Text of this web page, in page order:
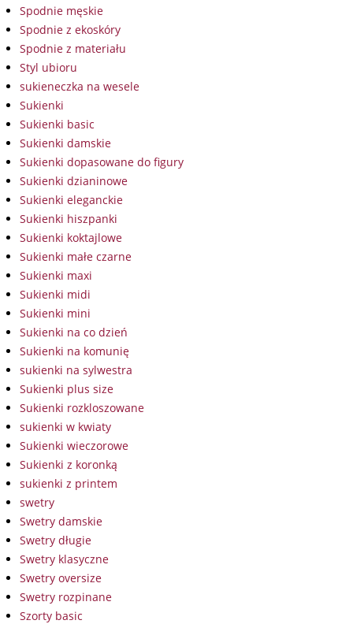
Spodnie męskie
Spodnie z ekoskóry
Spodnie z materiału
Styl ubioru
sukieneczka na wesele
Sukienki
Sukienki basic
Sukienki damskie
Sukienki dopasowane do figury
Sukienki dzianinowe
Sukienki eleganckie
Sukienki hiszpanki
Sukienki koktajlowe
Sukienki małe czarne
Sukienki maxi
Sukienki midi
Sukienki mini
Sukienki na co dzień
Sukienki na komunię
sukienki na sylwestra
Sukienki plus size
Sukienki rozkloszowane
sukienki w kwiaty
Sukienki wieczorowe
Sukienki z koronką
sukienki z printem
swetry
Swetry damskie
Swetry długie
Swetry klasyczne
Swetry oversize
Swetry rozpinane
Szorty basic